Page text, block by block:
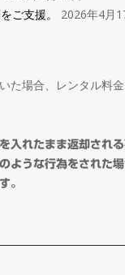
ご支援。
2026年4月
た場合、レンタル料
入れたまま返却される
ような行為をされた
。